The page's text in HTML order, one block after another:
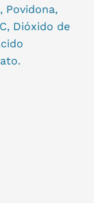
Povidona,
Dióxido de